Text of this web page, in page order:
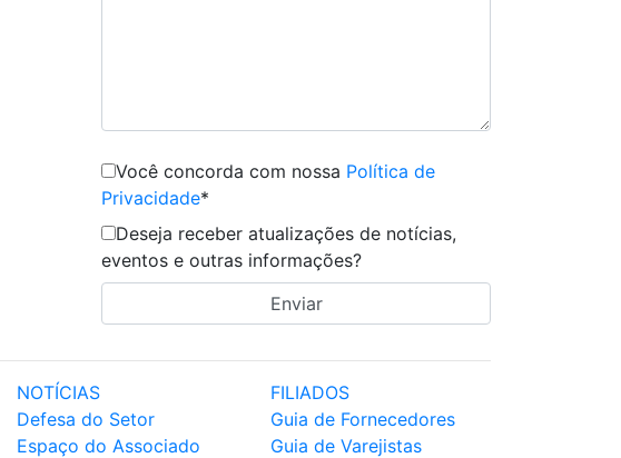
Você concorda com nossa Política de
Privacidade*
Deseja receber atualizações de notícias,
eventos e outras informações?
NOTÍCIAS
Defesa do Setor
Espaço do Associado
FILIADOS
Guia de Fornecedores
Guia de Varejistas